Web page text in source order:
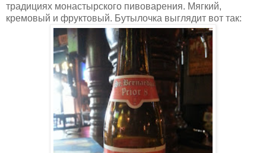
традициях монастырского пивоварения. Мягкий,
кремовый и фруктовый. Бутылочка выглядит вот так: